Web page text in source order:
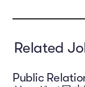
Related
Public